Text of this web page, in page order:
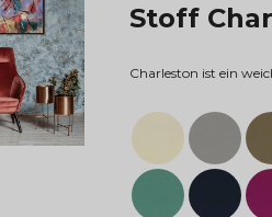
Stoff
Charleston ist ein